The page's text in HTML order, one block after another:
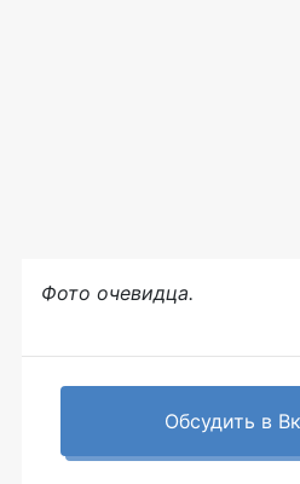
Фото очевидца.
Обсудить в